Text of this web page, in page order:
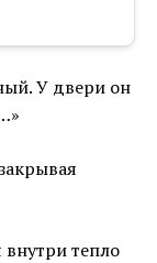
У двери он
тепло